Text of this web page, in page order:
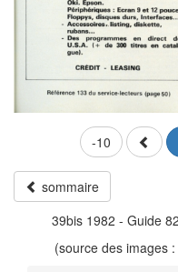
-10
sommaire
39bis 1982 - Guide
(source des images